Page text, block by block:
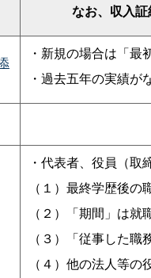
なお、収入証
・新規の場合は「
・過去五年の実績
・代表者、役員（
（１）最終学歴後
（２）「期間」は
（３）「従事した
（４）他の法人等